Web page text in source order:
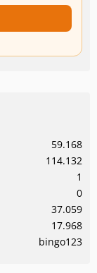
59.168
114.132
1
0
37.059
17.968
bingo123